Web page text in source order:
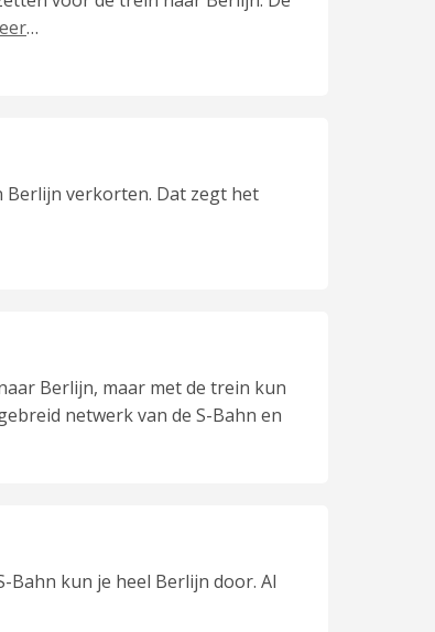
…
Berlijn verkorten. Dat zegt het
Berlijn, maar met de trein kun
netwerk van de S-Bahn en
Bahn kun je heel Berlijn door. Al